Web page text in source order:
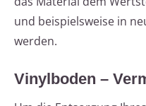
und beispielsweise in
werden.
Vinylboden –